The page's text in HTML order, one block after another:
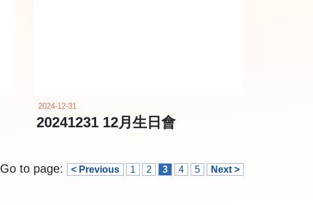
2024-12-31
20241231 12月生日會
Go to page: < Previous 1 2 3 4 5 Next >